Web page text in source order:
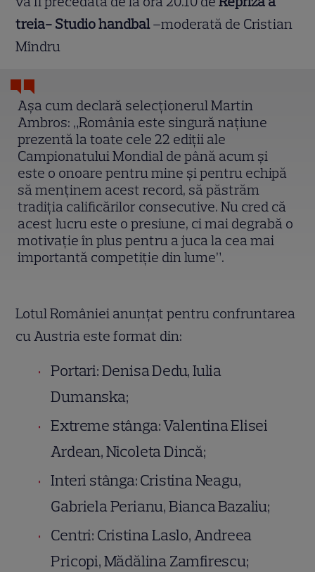
treia- Studio handbal–moderată de Cristian
Mîndru
Aşa cum declară selecţionerul Martin
Ambros: „România este singură naţiune
prezentă la toate cele 22 ediţii ale
Campionatului Mondial de până acum şi
este o onoare pentru mine şi pentru echipă
să menţinem acest record, să păstrăm
tradiţia calificărilor consecutive. Nu cred că
acest lucru este o presiune, ci mai degrabă o
motivaţie în plus pentru a juca la cea mai
importantă competiţie din lume”.
Lotul României anunţat pentru confruntarea
cu Austria este format din:
Portari: Denisa Dedu, Iulia
Dumanska;
Extreme stânga: Valentina Elisei
Ardean, Nicoleta Dincă;
Interi stânga: Cristina Neagu,
Gabriela Perianu, Bianca Bazaliu;
Centri: Cristina Laslo, Andreea
Pricopi, Mădălina Zamfirescu;